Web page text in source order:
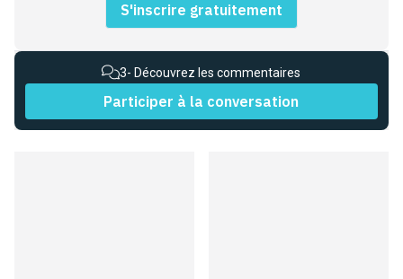
S'inscrire gratuitement
3- Découvrez les commentaires
Participer à la conversation